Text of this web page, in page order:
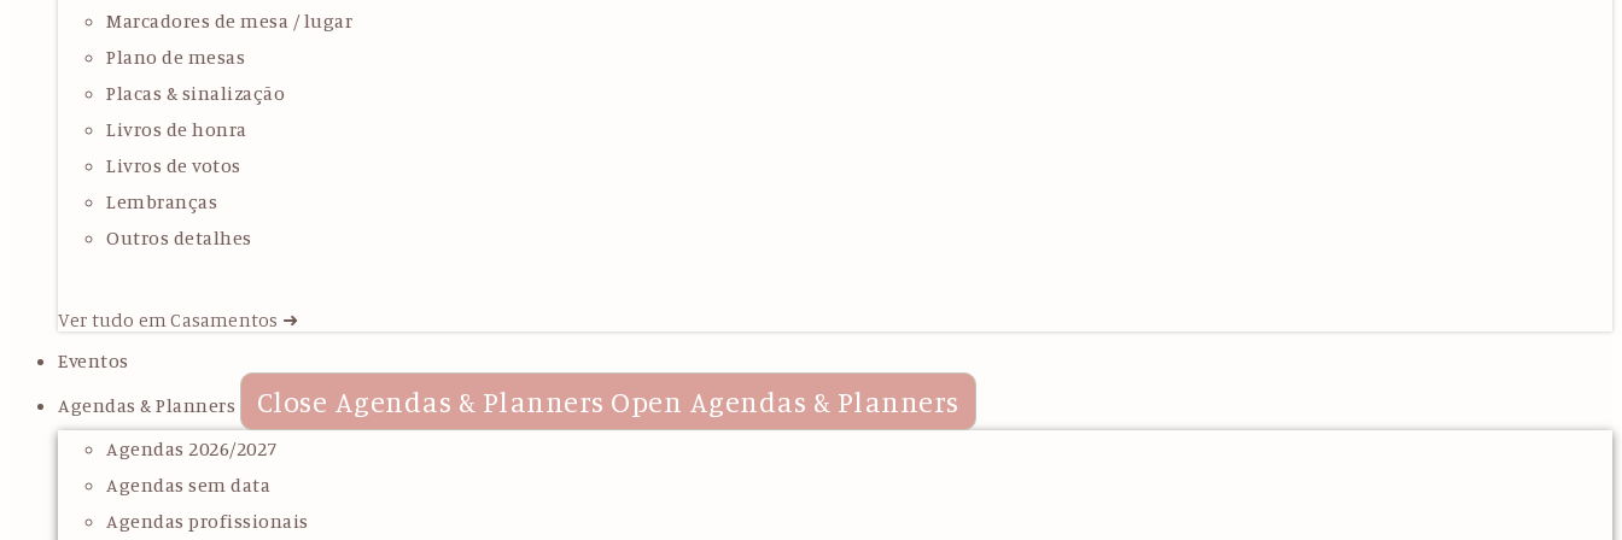
Marcadores de mesa / lugar
Plano de mesas
Placas & sinalização
Livros de honra
Livros de votos
Lembranças
Outros detalhes
Ver tudo em Casamentos ➜
Eventos
Agendas & Planners
Close Agendas & Planners Open Agendas & Planners
Agendas 2026/2027
Agendas sem data
Agendas profissionais